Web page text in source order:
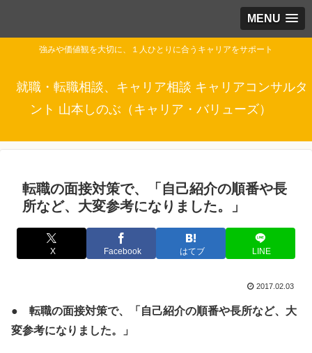
MENU
強みや価値観を大切に、１人ひとりに合うキャリアをサポート
就職・転職相談、キャリア相談 キャリアコンサルタ
ント 山本しのぶ（キャリア・バリューズ）
転職の面接対策で、「自己紹介の順番や長
所など、大変参考になりました。」
X Facebook はてブ LINE
2017.02.03
● 転職の面接対策で、「自己紹介の順番や長所など、大
変参考になりました。」